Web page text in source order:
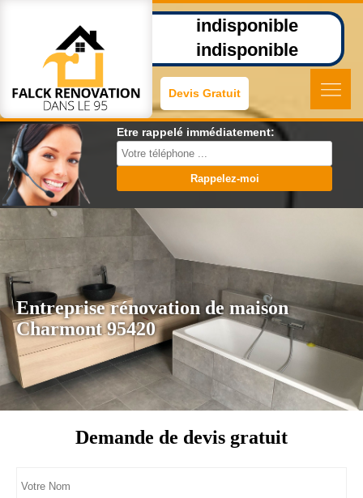
indisponible
indisponible
Devis Gratuit
Etre rappelé immédiatement:
Entreprise rénovation de maison
Charmont 95420
Demande de devis gratuit